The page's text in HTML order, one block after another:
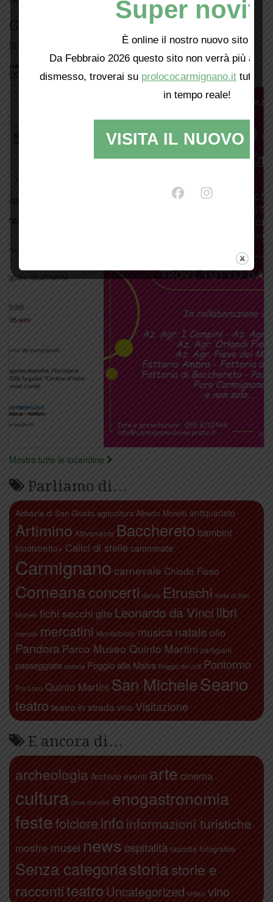
Giorno per giorno a Carmignano
Scopri tutti gli eventi
Bacheca
Mostra tutte le locandine
Parliamo di…
Abbazia di San Giusto agricoltura Alberto Moretti antiquariato
Artimino Attivamente Bacchereto bambini
biodistretto+ Calici di stellecamminate
Carmignano carnevale Chiodo Fisso
Comeanaconcerti donne Etruschi festa di San
Michele fichi secchi gite Leonardo da Vinci libri
mercati mercatini Montalbiolo musica natale olio
Pandora Parco Museo Quinto Martini partigiani
passeggiate poesia Poggio alla Malva Poggio dei colli Pontormo
Pro Loco Quinto Martini San MicheleSeano
teatro teatro in strada vino Visitazione
E ancora di…
archeologia Archivio eventi arte cinema
cultura dove dormire enogastronomia
festefolcloreinfo informazioni turistiche
mostre musei news ospitalità raccolta fotografica
Senza categoriastoriastorie e
raccontiteatro Uncategorized video vino
Super
È online il nostro nuovo sito web!
Da Febbraio 2026 questo sito non verrà più
dismesso, troverai su prolococarmignano.it tutti i
in tempo reale!
VISITA IL NUOVO